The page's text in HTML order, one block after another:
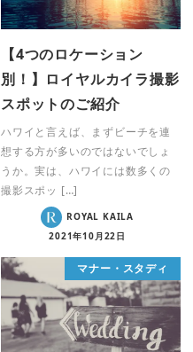
【4つのロケーション
別！】ロイヤルカイラ撮影
スポットのご紹介
ハワイと言えば、まずビーチを連
想する方が多いのではないでしょ
うか。実は、ハワイには数多くの
撮影スポッ […]
ROYAL KAILA
2021年10月22日
マナー・スタディ